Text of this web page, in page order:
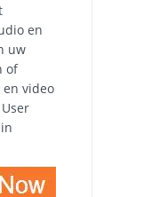
en
uw
of
video